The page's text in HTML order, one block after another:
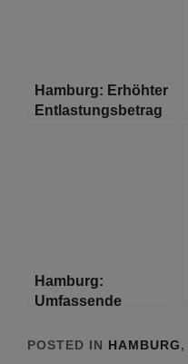
Hamburg: Erhöhter
Entlastungsbetrag
Hamburg:
Umfassende
Ganztagsangebote
POSTED IN HAMBURG,